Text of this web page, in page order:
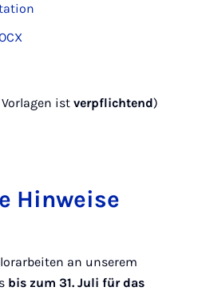
ist verpflichtend)
Hin­wei­se
an unserem
bis zum 31. Juli für das